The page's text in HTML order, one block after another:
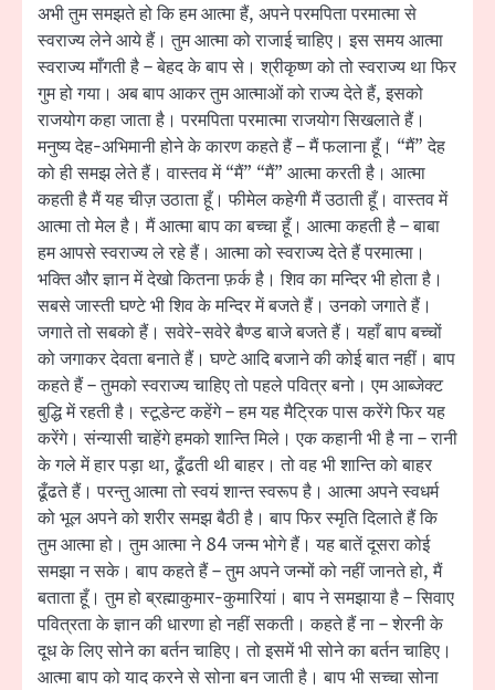
अभी तुम समझते हो कि हम आत्मा हैं, अपने परमपिता परमात्मा से
स्वराज्य लेने आये हैं। तुम आत्मा को राजाई चाहिए। इस समय आत्मा
स्वराज्य माँगती है – बेहद के बाप से। श्रीकृष्ण को तो स्वराज्य था फिर
गुम हो गया। अब बाप आकर तुम आत्माओं को राज्य देते हैं, इसको
राजयोग कहा जाता है। परमपिता परमात्मा राजयोग सिखलाते हैं।
मनुष्य देह-अभिमानी होने के कारण कहते हैं – मैं फलाना हूँ। “मैं” देह
को ही समझ लेते हैं। वास्तव में “मैं” “मैं” आत्मा करती है। आत्मा
कहती है मैं यह चीज़ उठाता हूँ। फीमेल कहेगी मैं उठाती हूँ। वास्तव में
आत्मा तो मेल है। मैं आत्मा बाप का बच्चा हूँ। आत्मा कहती है – बाबा
हम आपसे स्वराज्य ले रहे हैं। आत्मा को स्वराज्य देते हैं परमात्मा।
भक्ति और ज्ञान में देखो कितना फ़र्क है। शिव का मन्दिर भी होता है।
सबसे जास्ती घण्टे भी शिव के मन्दिर में बजते हैं। उनको जगाते हैं।
जगाते तो सबको हैं। सवेरे-सवेरे बैण्ड बाजे बजते हैं। यहाँ बाप बच्चों
को जगाकर देवता बनाते हैं। घण्टे आदि बजाने की कोई बात नहीं। बाप
कहते हैं – तुमको स्वराज्य चाहिए तो पहले पवित्र बनो। एम आब्जेक्ट
बुद्धि में रहती है। स्टूडेन्ट कहेंगे – हम यह मैट्रिक पास करेंगे फिर यह
करेंगे। संन्यासी चाहेंगे हमको शान्ति मिले। एक कहानी भी है ना – रानी
के गले में हार पड़ा था, ढूँढती थी बाहर। तो वह भी शान्ति को बाहर
ढूँढते हैं। परन्तु आत्मा तो स्वयं शान्त स्वरूप है। आत्मा अपने स्वधर्म
को भूल अपने को शरीर समझ बैठी है। बाप फिर स्मृति दिलाते हैं कि
तुम आत्मा हो। तुम आत्मा ने 84 जन्म भोगे हैं। यह बातें दूसरा कोई
समझा न सके। बाप कहते हैं – तुम अपने जन्मों को नहीं जानते हो, मैं
बताता हूँ। तुम हो ब्रह्माकुमार-कुमारियां। बाप ने समझाया है – सिवाए
पवित्रता के ज्ञान की धारणा हो नहीं सकती। कहते हैं ना – शेरनी के
दूध के लिए सोने का बर्तन चाहिए। तो इसमें भी सोने का बर्तन चाहिए।
आत्मा बाप को याद करने से सोना बन जाती है। बाप भी सच्चा सोना